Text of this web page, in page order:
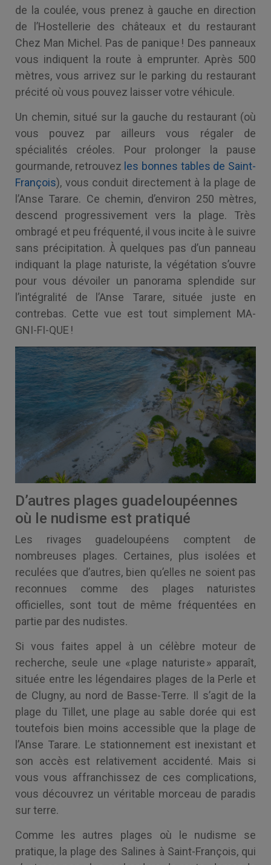
de la coulée, vous prenez à gauche en direction
de l’Hostellerie des châteaux et du restaurant
Chez Man Michel. Pas de panique ! Des panneaux
vous indiquent la route à emprunter. Après 500
mètres, vous arrivez sur le parking du restaurant
précité où vous pouvez laisser votre véhicule.
Un chemin, situé sur la gauche du restaurant (où
vous pouvez par ailleurs vous régaler de
spécialités créoles. Pour prolonger la pause
gourmande, retrouvez les bonnes tables de Saint-
François), vous conduit directement à la plage de
l’Anse Tarare. Ce chemin, d’environ 250 mètres,
descend progressivement vers la plage. Très
ombragé et peu fréquenté, il vous incite à le suivre
sans précipitation. À quelques pas d’un panneau
indiquant la plage naturiste, la végétation s’ouvre
pour vous dévoiler un panorama splendide sur
l’intégralité de l’Anse Tarare, située juste en
contrebas. Cette vue est tout simplement MA-
GNI-FI-QUE !
D’autres plages guadeloupéennes
où le nudisme est pratiqué
Les rivages guadeloupéens comptent de
nombreuses plages. Certaines, plus isolées et
reculées que d’autres, bien qu’elles ne soient pas
reconnues comme des plages naturistes
officielles, sont tout de même fréquentées en
partie par des nudistes.
Si vous faites appel à un célèbre moteur de
recherche, seule une « plage naturiste » apparaît,
située entre les légendaires plages de la Perle et
de Clugny, au nord de Basse-Terre. Il s’agit de la
plage du Tillet, une plage au sable dorée qui est
toutefois bien moins accessible que la plage de
l’Anse Tarare. Le stationnement est inexistant et
son accès est relativement accidenté. Mais si
vous vous affranchissez de ces complications,
vous découvrez un véritable morceau de paradis
sur terre.
Comme les autres plages où le nudisme se
pratique, la plage des Salines à Saint-François, qui